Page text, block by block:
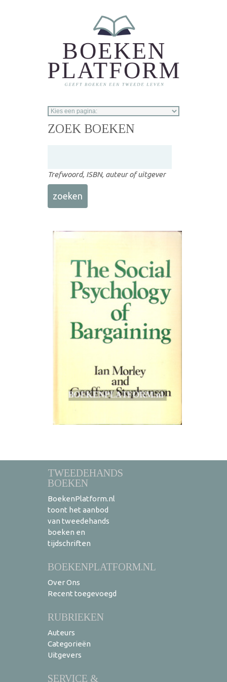
ZOEK BOEKEN
Trefwoord, ISBN, auteur of uitgever
TWEEDEHANDS
BOEKEN
BoekenPlatform.nl
toont het aanbod
van tweedehands
boeken en
tijdschriften
BOEKENPLATFORM.NL
Over Ons
Recent toegevoegd
RUBRIEKEN
Auteurs
Categorieën
Uitgevers
SERVICE &